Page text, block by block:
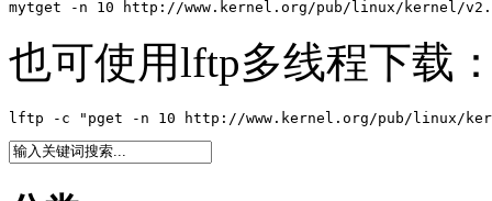
mytget -n 10 http://www.kernel.org/pub/linux/kernel/
也可使用lftp多线程下载
lftp -c "pget -n 10 http://www.kernel.org/pub/linux/